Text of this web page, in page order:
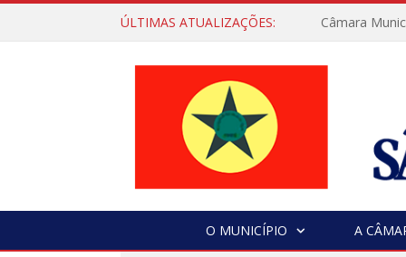
ÚLTIMAS ATUALIZAÇÕES: Câmara
O MUNICÍPIO A